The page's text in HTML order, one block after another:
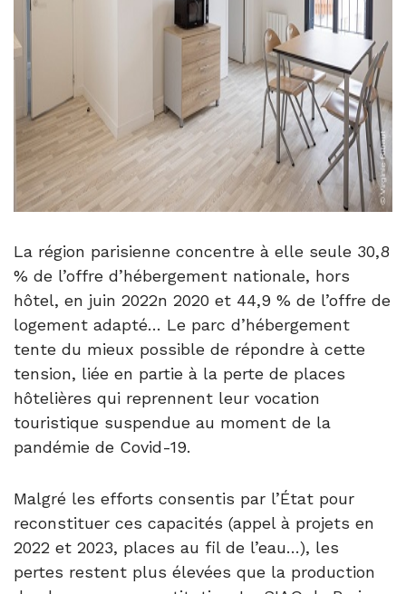
La région parisienne concentre à elle seule 30,8
% de l’offre d’hébergement nationale, hors
hôtel, en juin 2022n 2020 et 44,9 % de l’offre de
logement adapté… Le parc d’hébergement
tente du mieux possible de répondre à cette
tension, liée en partie à la perte de places
hôtelières qui reprennent leur vocation
touristique suspendue au moment de la
pandémie de Covid-19.
Malgré les efforts consentis par l’État pour
reconstituer ces capacités (appel à projets en
2022 et 2023, places au fil de l’eau…), les
pertes restent plus élevées que la production